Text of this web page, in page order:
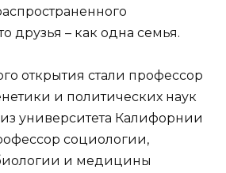
друзья – как одна семья.
открытия стали профессор
и политических наук
университета Калифорнии
социологии,
и медицины